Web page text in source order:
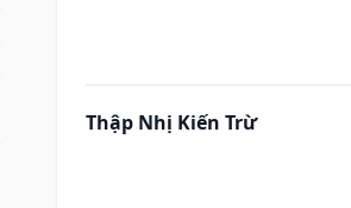
Thập Nhị Kiến Trừ